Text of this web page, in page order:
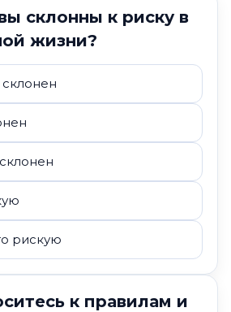
склонны к риску в
жизни?
рискую
к правилам и